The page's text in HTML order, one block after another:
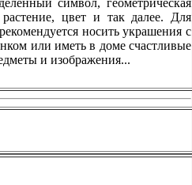
символ, геометрическая
цвет и так далее. Для
носить украшения с
или иметь в доме счастливые
и изображения...